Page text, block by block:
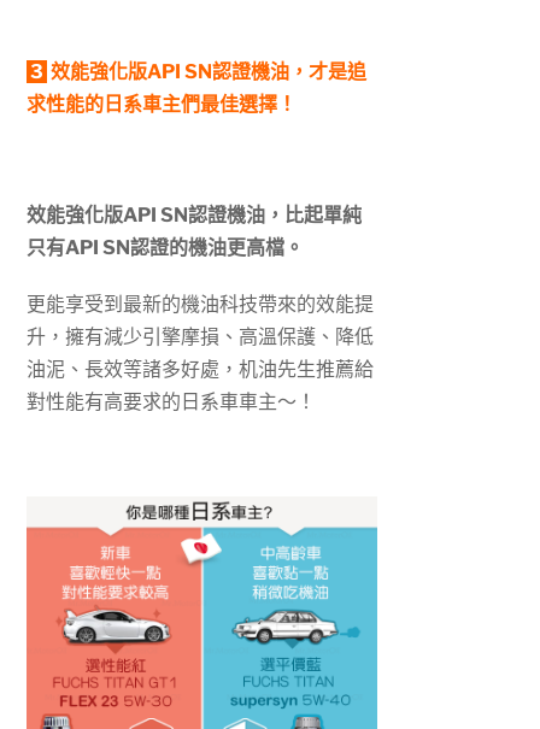
3 效能強化版API SN認證機油，才是追
求性能的日系車主們最佳選擇！
效能強化版API SN認證機油，比起單純
只有API SN認證的機油更高檔。
更能享受到最新的機油科技帶來的效能提
升，擁有減少引擎摩損、高溫保護、降低
油泥、長效等諸多好處，机油先生推薦給
對性能有高要求的日系車車主～！